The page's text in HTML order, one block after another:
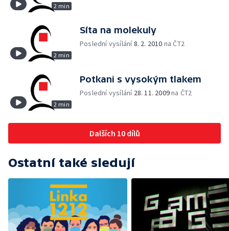
2 min
2 min
Síta na molekuly
Poslední vysílání8. 2. 2010 na ČT2
2 min
Potkani s vysokým tlakem
Poslední vysílání 28. 11. 2009na ČT2
Dalších 10 dílů
Ostatní také sledují